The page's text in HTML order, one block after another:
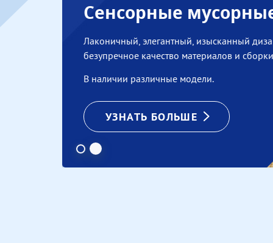
Сенсорные
Лаконичный, элегантный, изысканный
безупречное качество материалов и
В наличии различные модели.
УЗНАТЬ БОЛЬШЕ